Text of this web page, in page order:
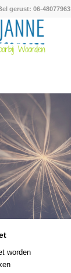
gerust: 06-48077963
worden